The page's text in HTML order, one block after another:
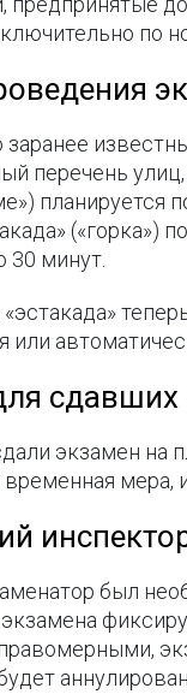
по
перечень
планируется
30 минут.
или
сдавших
экзамен на
мера,
был